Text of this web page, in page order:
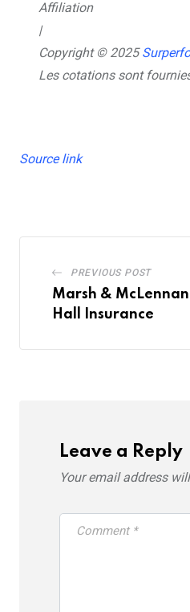
Affiliation
|
Copyright © 2025
Les cotations sont
Source link
PREVIOUS POST
Marsh &
Hall Insurance
Leave a Reply
Your email address